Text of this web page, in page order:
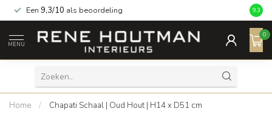
Een 9,3/10 als beoordeling 9.3
MENU
0
Home / Chapati Schaal | Oud Hout | H14 x D51 cm